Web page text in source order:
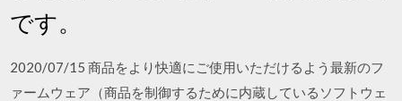
です。
2020/07/15 商品をより快適にご使用いただけるよう最新のフ
ァームウェア（商品を制御するために内蔵しているソフトウェ